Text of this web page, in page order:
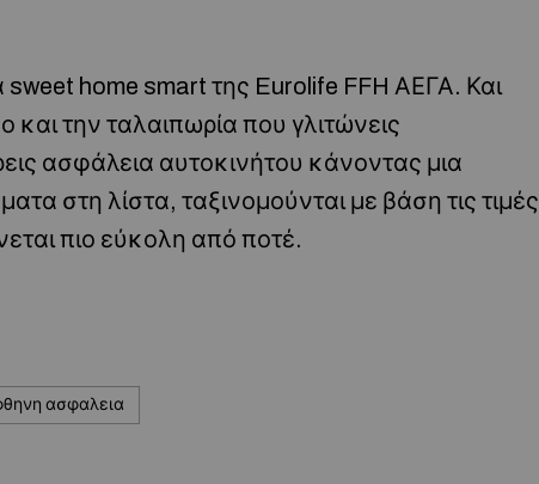
home smart της Eurolife FFH ΑΕΓΑ. Και
την ταλαιπωρία που γλιτώνεις
ασφάλεια αυτοκινήτου κάνοντας μια
στη λίστα, ταξινομούνται με βάση τις τιμές
πιο εύκολη από ποτέ.
ασφαλεια